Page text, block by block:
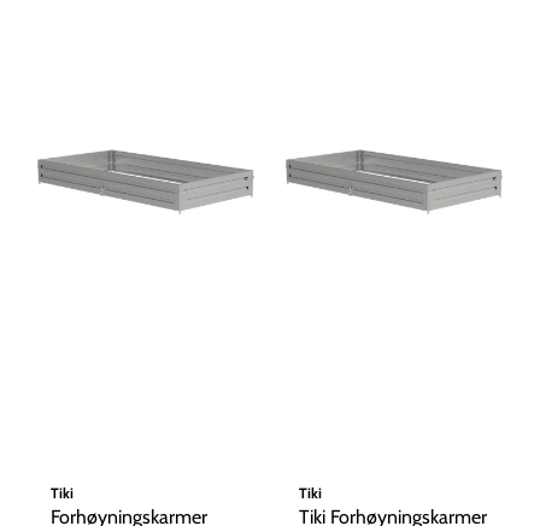
Tiki
Forhøyningskarmer
Tiki
Tiki Forhøyningskarmer